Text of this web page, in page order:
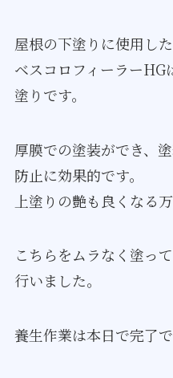
屋根の下塗りに使用した
ベスコロフィーラーHG
塗りです。
厚膜での塗装ができ、
防止に効果的です。
上塗りの艶も良くなる
こちらをムラなく塗っ
行いました。
養生作業は本日で完了で